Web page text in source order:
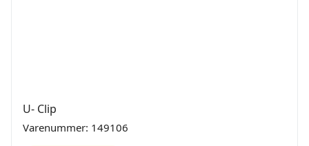
U- Clip
Varenummer: 149106